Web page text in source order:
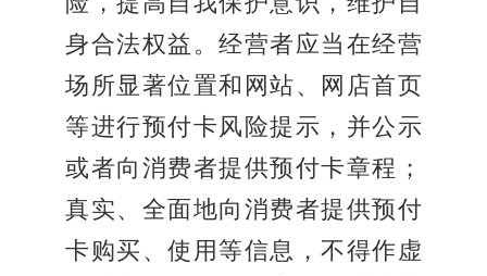
身合法权益。经营者应当在经营
场所显著位置和网站、网店首页
等进行预付卡风险提示，并公示
或者向消费者提供预付卡章程；
真实、全面地向消费者提供预付
卡购买、使用等信息，不得作虚